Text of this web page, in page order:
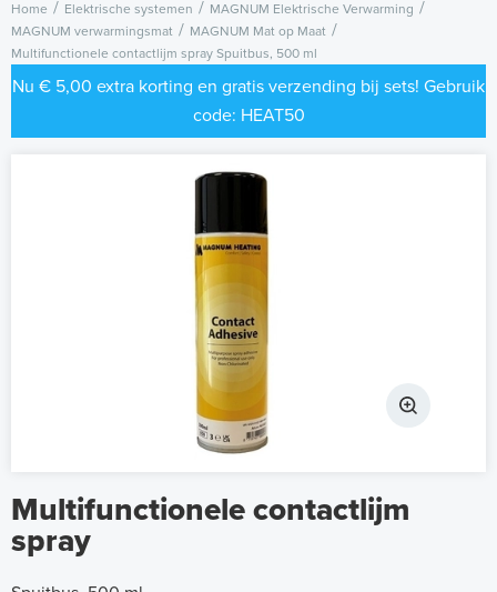
Home Elektrische systemen
MAGNUM Elektrische Verwarming
MAGNUM verwarmingsmat
MAGNUM Mat op Maat
Multifunctionele contactlijm spray Spuitbus, 500 ml
Nu € 5,00 extra korting en gratis verzending bij sets! Gebruik
code: HEAT50
Multifunctionele contactlijm
spray